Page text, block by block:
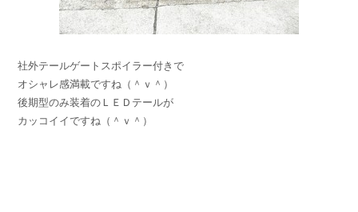
社外テールゲートスポイラー付きで
オシャレ感満載ですね（＾ｖ＾）
後期型のみ装着のＬＥＤテールが
カッコイイですね（＾ｖ＾）